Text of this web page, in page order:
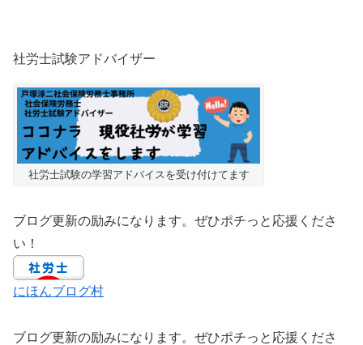
社労士試験アドバイザー
社労士試験の学習アドバイスを受け付けてます
ブログ更新の励みになります。ぜひポチっと応援くださ
い！
にほんブログ村
ブログ更新の励みになります。ぜひポチっと応援くださ